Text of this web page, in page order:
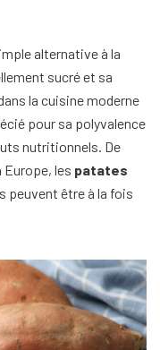
alternative à la
sucré et sa
la cuisine moderne
pour sa polyvalence
nutritionnels. De
Europe, les patates
peuvent être à la fois